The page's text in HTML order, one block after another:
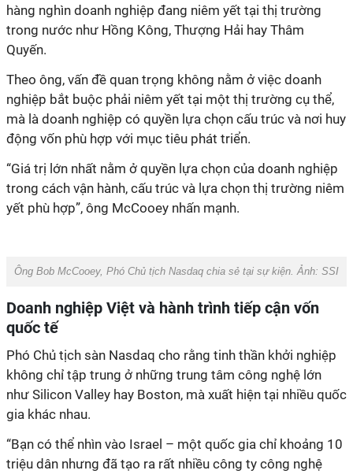
hàng nghìn doanh nghiệp đang niêm yết tại thị trường
trong nước như Hồng Kông, Thượng Hải hay Thâm
Quyến.
Theo ông, vấn đề quan trọng không nằm ở việc doanh
nghiệp bắt buộc phải niêm yết tại một thị trường cụ thể,
mà là doanh nghiệp có quyền lựa chọn cấu trúc và nơi huy
động vốn phù hợp với mục tiêu phát triển.
“Giá trị lớn nhất nằm ở quyền lựa chọn của doanh nghiệp
trong cách vận hành, cấu trúc và lựa chọn thị trường niêm
yết phù hợp”, ông McCooey nhấn mạnh.
Ông Bob McCooey, Phó Chủ tịch Nasdaq chia sẻ tại sự kiện. Ảnh: SSI
Doanh nghiệp Việt và hành trình tiếp cận vốn
quốc tế
Phó Chủ tịch sàn Nasdaq cho rằng tinh thần khởi nghiệp
không chỉ tập trung ở những trung tâm công nghệ lớn
như Silicon Valley hay Boston, mà xuất hiện tại nhiều quốc
gia khác nhau.
“Bạn có thể nhìn vào Israel – một quốc gia chỉ khoảng 10
triệu dân nhưng đã tạo ra rất nhiều công ty công nghệ